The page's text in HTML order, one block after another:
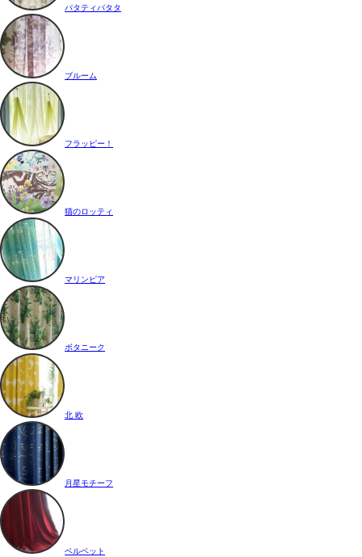
パタティパタタ
ブルーム
フラッピー！
猫のロッティ
マリンピア
ボタニーク
北 欧
月星モチーフ
ベルベット